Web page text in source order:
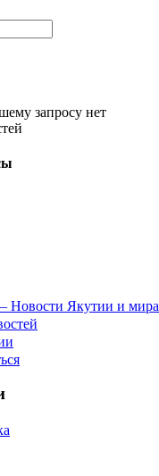
запросу нет
Новости Якутии и мира